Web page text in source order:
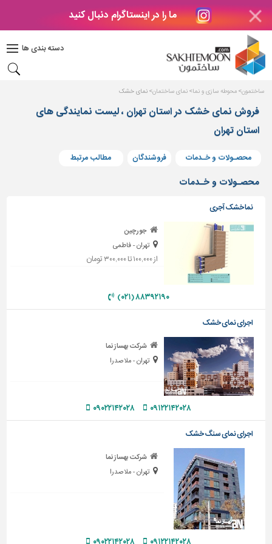
ما را در اینستاگرام دنبال کنید
دسته بندی ها
دکوراسیون
بتن
های
بتنی
درب
پنجره
مصالح
نرده
حفاظ
دیوارپوش،
سرویس
بهداشتی
ابزار،یراق
و
ماشین
برقی،روشنایی،ایمنی
محوطه
سازی
و
نما
ساخت
و
ساختمون محوطه سازی و نما نمای ساختمان نمای خشک
فروش نمای خشک در استان تهران ، لیست نمایندگی های
استان تهران
محصـولات و خـدمات فروشندگان مطالب مرتبط
محصـولات و خـدمات
نما خشک آجری
جورچین
تهران - فاطمی
از ۱۰۰,۰۰۰ تا ۳۰۰,۰۰۰ تومان
۸۸۳۹۲۱۹۰ (۰۲۱)
اجرای نمای خشک
شرکت بهساز نما
تهران - ملاصدرا
۰۹۱۲۲۱۴۲۰۲۸ ۰۹۰۲۲۱۴۲۰۲۸
اجرای نمای سنگ خشک
شرکت بهساز نما
تهران - ملاصدرا